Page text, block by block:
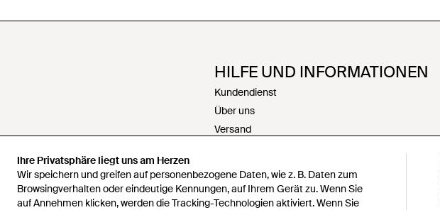
Ihre Privatsphäre liegt uns am Herzen
Wir speichern und greifen auf personenbezogene Daten, wie z. B. Daten zum
Browsingverhalten oder eindeutige Kennungen, auf Ihrem Gerät zu. Wenn Sie
auf Annehmen klicken, werden die Tracking-Technologien aktiviert. Wenn Sie
HILFE UND INFORMATIONEN
Kundendienst
Über uns
Versand
Rückerstattungen
Karriere